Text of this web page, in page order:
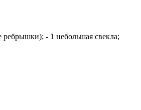
- 1 небольшая свекла;